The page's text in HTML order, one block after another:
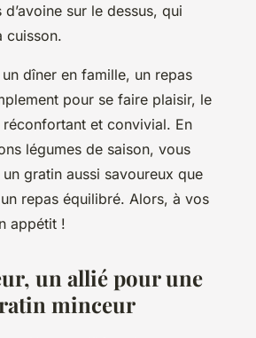
sur le dessus, qui
cuisson.
dîner en famille, un repas
pour se faire plaisir, le
et convivial. En
légumes de saison, vous
gratin aussi savoureux que
repas équilibré. Alors, à vos
appétit !
un allié pour une
minceur